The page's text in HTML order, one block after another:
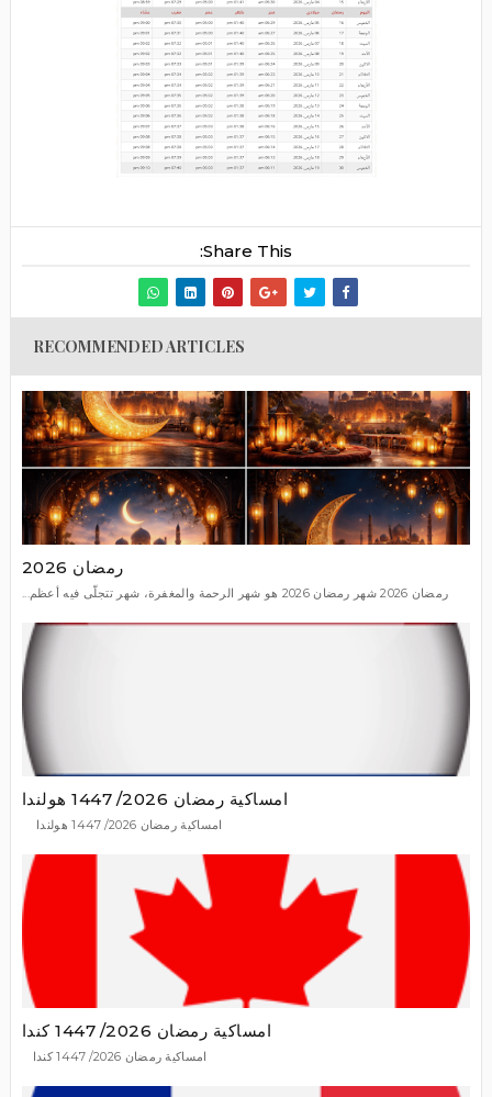
Share This:
RECOMMENDED ARTICLES
رمضان 2026
رمضان 2026 شهر رمضان 2026 هو شهر الرحمة والمغفرة، شهر تتجلّى فيه أعظم...
امساكية رمضان 2026/ 1447 هولندا
امساكية رمضان 2026/ 1447 هولندا
امساكية رمضان 2026/ 1447 كندا
امساكية رمضان 2026/ 1447 كندا